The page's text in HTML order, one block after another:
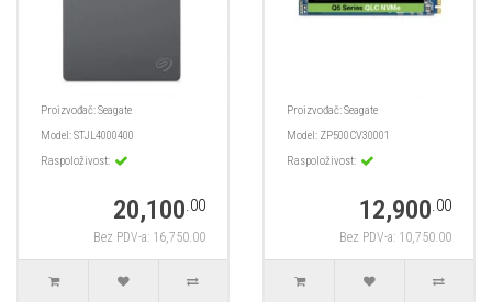
Proizvođač:Seagate
Model:STJL4000400
Raspoloživost:
20,100.00
Bez PDV-a: 16,750.00
Proizvođač:Seagate
Model: ZP500CV30001
Raspoloživost:
12,900.00
Bez PDV-a: 10,750.00